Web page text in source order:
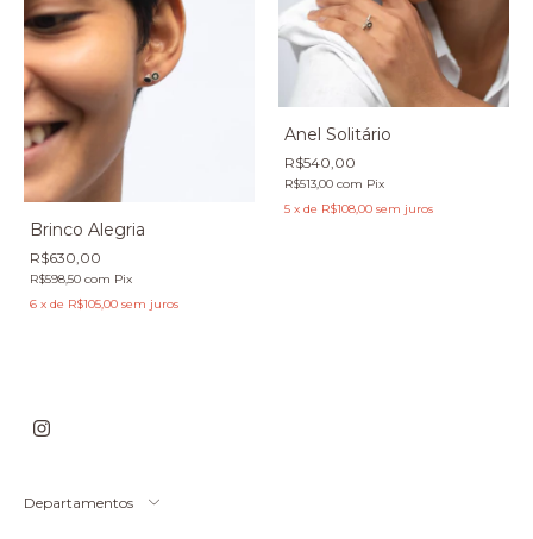
Brinco Alegria
R$630,00
R$598,50 com Pix
6 x de R$105,00 sem juros
Anel Solitário
R$540,00
R$513,00 com Pix
5 x de R$108,00 sem juros
Departamentos